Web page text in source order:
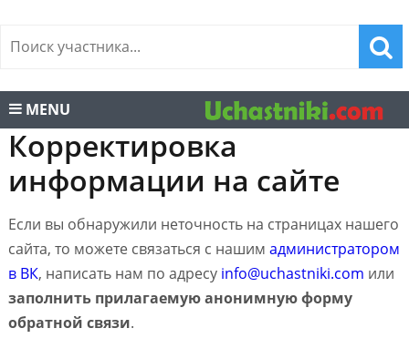
MENU
Корректировка
информации на сайте
Если вы обнаружили неточность на страницах нашего
сайта, то можете связаться с нашим администратором
в ВК, написать нам по адресу info@uchastniki.com или
заполнить прилагаемую анонимную форму
обратной связи.